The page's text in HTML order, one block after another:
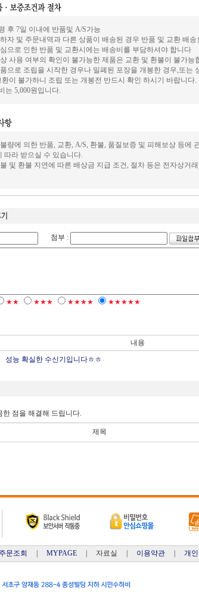
후 7일 이내에 반품및 A/S가능
자 및 주문내역과 다른 상품이 배송된 경우 반품 및 교환 배
으로 인한 반품 및 교환시에는 배송비를 부담하셔야 합니다
사용 여부의 확인이 불가능한 제품은 교환 및 환불이 불가능
으로 조립을 시작한 경우나 밀폐된 포장을 개봉한 경우,또는
환이 불가하니 조립 또는 개봉전 반드시 확인 하시기 바랍니다.
는 5,000원입니다.
량에 의한 반품, 교환, A/S, 환불, 품질보증 및 피해보상 등에
따라 받으실 수 있습니다.
및 환불 지연에 따른 배상금 지급 조건, 절차 등은 전자상거
첨부 :
★★ ★★★ ★★★★ ★★★★★
내용
성능 확실한 수신기입니다ㅎㅎ
한 점을 해결해 드립니다.
제목
주문조회 MYPAGE | 자료실 | 이용약관 개